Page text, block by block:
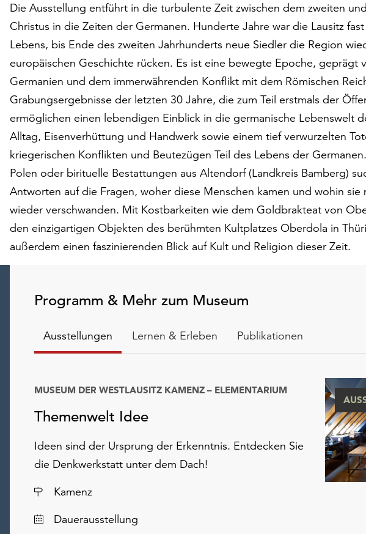
Die Ausstellung entführt in die turbulente Zeit zwischen dem zweiten
Christus in die Zeiten der Germanen. Hunderte Jahre war die Lausitz
Lebens, bis Ende des zweiten Jahrhunderts neue Siedler die Region
europäischen Geschichte rücken. Es ist eine bewegte Epoche, geprägt
Germanien und dem immerwährenden Konflikt mit dem Römischen
Grabungsergebnisse der letzten 30 Jahre, die zum Teil erstmals der
ermöglichen einen lebendigen Einblick in die germanische Lebenswelt
Alltag, Eisenverhüttung und Handwerk sowie einem tief verwurzelten
kriegerischen Konflikten und Beutezügen Teil des Lebens der
Polen oder birituelle Bestattungen aus Altendorf (Landkreis Bamberg)
Antworten auf die Fragen, woher diese Menschen kamen und wohin sie
wieder verschwanden. Mit Kostbarkeiten wie dem Goldbrakteat von
den einzigartigen Objekten des berühmten Kultplatzes Oberdola in
außerdem einen faszinierenden Blick auf Kult und Religion dieser Zeit.
Programm & Mehr zum Museum
Ausstellungen Lernen & Erleben Publikationen
Themenwelt Idee
MUSEUM DER WESTLAUSITZ KAMENZ – ELEMENTARIUM
Ideen sind der Ursprung der Erkenntnis. Entdecken Sie
die Denkwerkstatt unter dem Dach!
Ort
Kamenz
Datum
Dauerausstellung